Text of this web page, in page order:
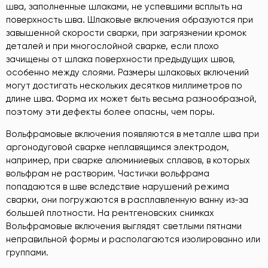
шва, заполненные шлаками, не успевшими всплыть на
поверхность шва. Шлаковые включения образуются при
завышенной скорости сварки, при загрязнении кромок
деталей и при многослойной сварке, если плохо
зачищены от шлака поверхности предыдущих швов,
особенно между слоями. Размеры шлаковых включений
могут достигать нескольких десятков миллиметров по
длине шва. Форма их может быть весьма разнообразной,
поэтому эти дефекты более опасны, чем поры.
Вольфрамовые включения появляются в металле шва при
аргонодуговой сварке неплавящимся электродом,
например, при сварке алюминиевых сплавов, в которых
вольфрам не растворим. Частички вольфрама
попадаются в шве вследствие нарушений режима
сварки, они погружаются в расплавленную ванну из-за
большей плотности. На рентгеновских снимках
Вольфрамовые включения выглядят светлыми пятнами
неправильной формы и располагаются изолированно или
группами.